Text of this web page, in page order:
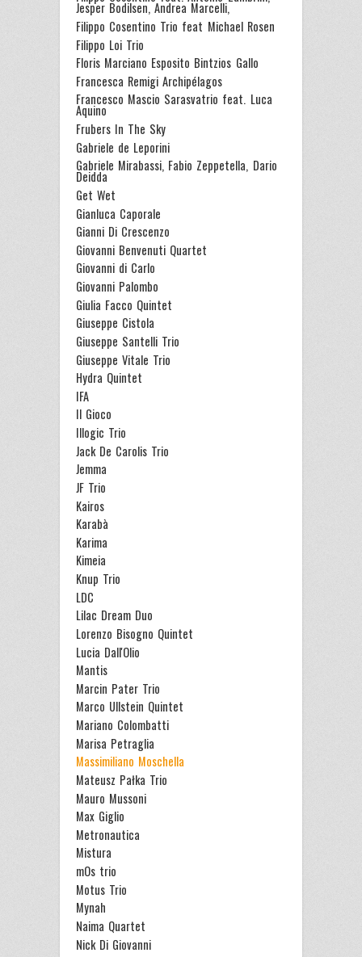
Jesper Bodilsen, Andrea Marcelli,
Filippo Cosentino Trio feat Michael Rosen
Filippo Loi Trio
Floris Marciano Esposito Bintzios Gallo
Francesca Remigi Archipélagos
Francesco Mascio Sarasvatrio feat. Luca
Aquino
Frubers In The Sky
Gabriele de Leporini
Gabriele Mirabassi, Fabio Zeppetella, Dario
Deidda
Get Wet
Gianluca Caporale
Gianni Di Crescenzo
Giovanni Benvenuti Quartet
Giovanni di Carlo
Giovanni Palombo
Giulia Facco Quintet
Giuseppe Cistola
Giuseppe Santelli Trio
Giuseppe Vitale Trio
Hydra Quintet
IFA
Il Gioco
Illogic Trio
Jack De Carolis Trio
Jemma
JF Trio
Kairos
Karabà
Karima
Kimeia
Knup Trio
LDC
Lilac Dream Duo
Lorenzo Bisogno Quintet
Lucia Dall'Olio
Mantis
Marcin Pater Trio
Marco Ullstein Quintet
Mariano Colombatti
Marisa Petraglia
Massimiliano Moschella
Mateusz Pałka Trio
Mauro Mussoni
Max Giglio
Metronautica
Mistura
mOs trio
Motus Trio
Mynah
Naima Quartet
Nick Di Giovanni